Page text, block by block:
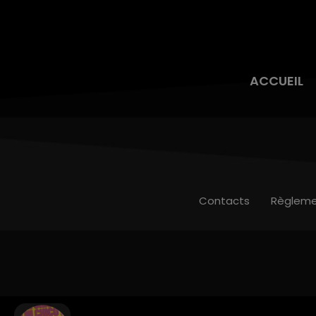
ACCUEIL
Contacts